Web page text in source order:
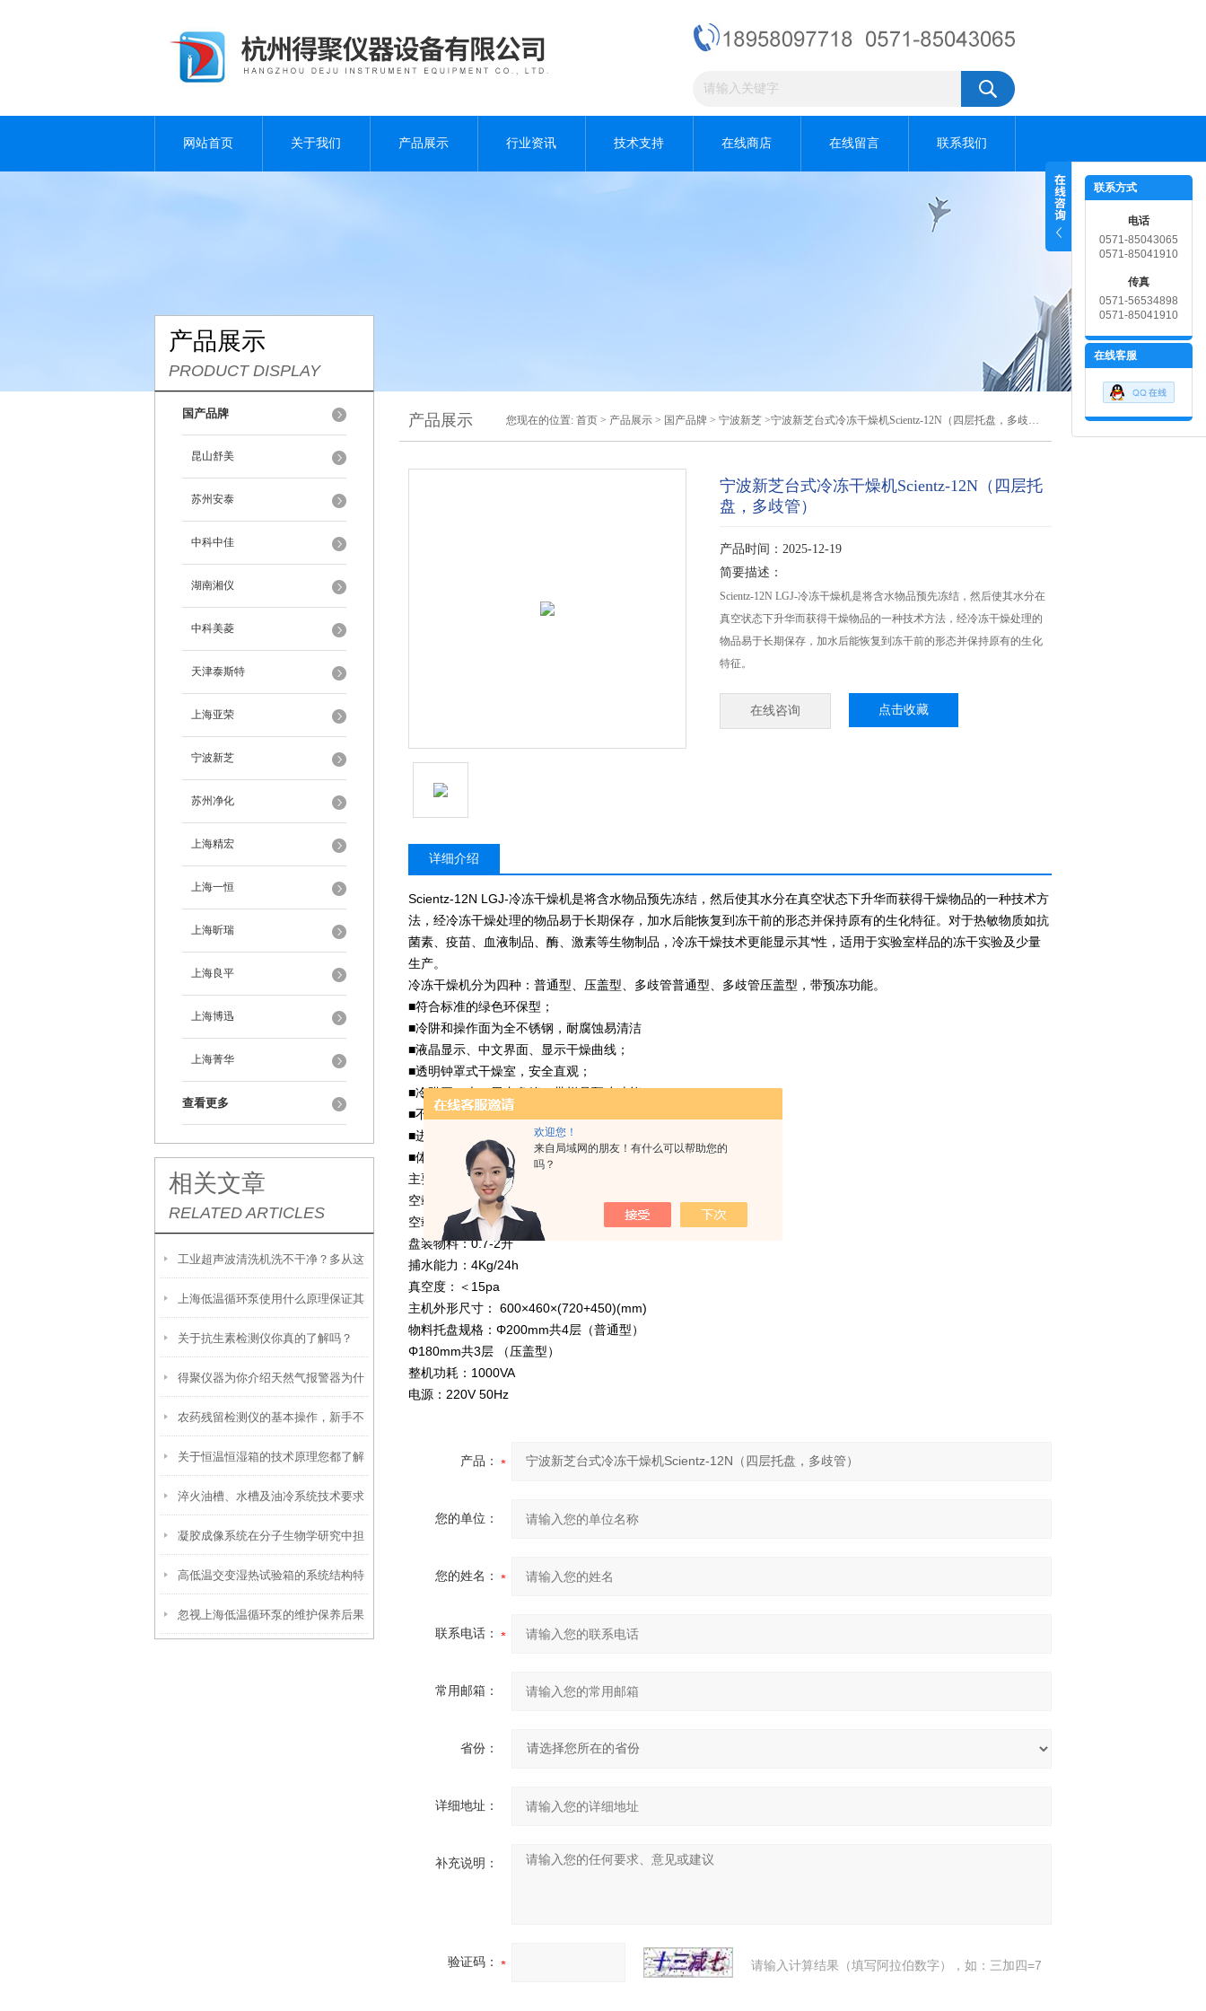
欢迎您！
来自局域网的朋友！有什么可以帮助您的
吗？
网站首页 关于我们 产品展示 行业资讯 技术支持 在线商店 在线留言 联系我们
产品展示
PRODUCT DISPLAY
国产品牌
昆山舒美
苏州安泰
中科中佳
湖南湘仪
中科美菱
天津泰斯特
上海亚荣
宁波新芝
苏州净化
上海精宏
上海一恒
上海昕瑞
上海良平
上海博迅
上海菁华
查看更多
相关文章
RELATED ARTICLES
工业超声波清洗机洗不干净？多从这
些方面找原因
上海低温循环泵使用什么原理保证其
性能优异？
关于抗生素检测仪你真的了解吗？
得聚仪器为你介绍天然气报警器为什
么要设置两级报警？有何好处
农药残留检测仪的基本操作，新手不
得不看！
关于恒温恒湿箱的技术原理您都了解
吗？
淬火油槽、水槽及油冷系统技术要求
凝胶成像系统在分子生物学研究中担
当着重要角色
高低温交变湿热试验箱的系统结构特
点介绍
忽视上海低温循环泵的维护保养后果
产品展示 您现在的位置: 首页 > 产品展示 > 国产品牌 > 宁波新芝 >宁波新芝台式冷冻干燥机Scientz-12N（四层托盘，多歧管）
宁波新芝台式冷冻干燥机Scientz-12N（四层托
盘，多歧管）
产品时间：2025-12-19
简要描述：
Scientz-12N LGJ-冷冻干燥机是将含水物品预先冻结，然后使其水分在
真空状态下升华而获得干燥物品的一种技术方法，经冷冻干燥处理的
物品易于长期保存，加水后能恢复到冻干前的形态并保持原有的生化
特征。
在线咨询 点击收藏
详细介绍
Scientz-12N LGJ-冷冻干燥机是将含水物品预先冻结，然后使其水分在真空状态下升华而获得干燥物品的一种技术方
法，经冷冻干燥处理的物品易于长期保存，加水后能恢复到冻干前的形态并保持原有的生化特征。对于热敏物质如抗
菌素、疫苗、血液制品、酶、激素等生物制品，冷冻干燥技术更能显示其*性，适用于实验室样品的冻干实验及少量
生产。
冷冻干燥机分为四种：普通型、压盖型、多歧管普通型、多歧管压盖型，带预冻功能。
■符合标准的绿色环保型；
■冷阱和操作面为全不锈钢，耐腐蚀易清洁
■液晶显示、中文界面、显示干燥曲线；
■透明钟罩式干燥室，安全直观；
■冷阱开口大，无内盘管，带样品预冻功能；
■不锈钢样品架，普通型样品盘间距可调；
■进口压缩机制冷量大、噪音小；
■体积小、操作方便；
主要技术参数：
空载冷阱度：＜-50℃,＜-80℃ 可选
空载冻干面积：0.09-0.18㎡
盘装物料：0.7-2升
捕水能力：4Kg/24h
真空度：＜15pa
主机外形尺寸： 600×460×(720+450)(mm)
物料托盘规格：Φ200mm共4层（普通型）
Φ180mm共3层 （压盖型）
整机功耗：1000VA
电源：220V 50Hz
产品：
您的单位：
您的姓名：
联系电话：
常用邮箱：
省份：
详细地址：
补充说明：
验证码： 请输入计算结果（填写阿拉伯数字），如：三加四=7
联系方式
电话
0571-85043065
0571-85041910
传真
0571-56534898
0571-85041910
在线客服